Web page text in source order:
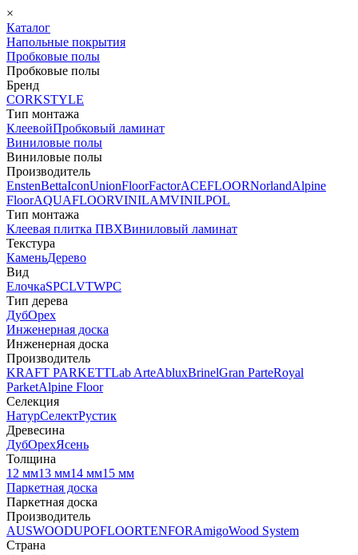
×
Каталог
Напольные покрытия
Пробковые полы
Пробковые полы
Бренд
CORKSTYLE
Тип монтажа
КлеевойПробковый ламинат
Виниловые полы
Виниловые полы
Производитель
EnstenBettaIconUnionFloorFactorACEFLOORNorlandAlpine
FloorAQUAFLOORVINILAMVINILPOL
Тип монтажа
Клеевая плитка ПВХВиниловый ламинат
Текстура
КаменьДерево
Вид
ЕлочкаSPCLVTWPC
Тип дерева
ДубОрех
Инженерная доска
Инженерная доска
Производитель
KRAFT PARKETTLab ArteAbluxBrinelGran ParteRoyal
ParketAlpine Floor
Селекция
НатурСелектРустик
Древесина
ДубОрехЯсень
Толщина
12 мм13 мм14 мм15 мм
Паркетная доска
Паркетная доска
Производитель
AUSWOODUPOFLOORTENFORAmigoWood System
Страна